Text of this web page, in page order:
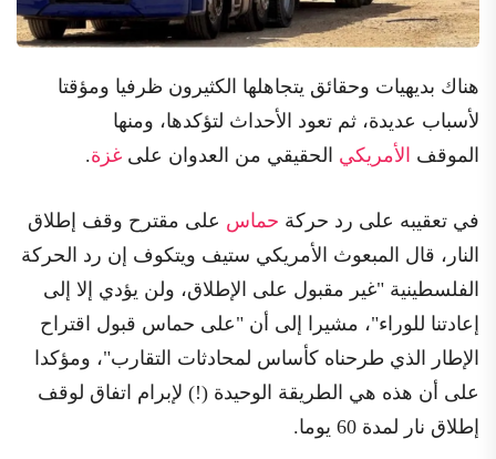
هناك بديهيات وحقائق يتجاهلها الكثيرون ظرفيا ومؤقتا
لأسباب عديدة، ثم تعود الأحداث لتؤكدها، ومنها
الموقف الأمريكي الحقيقي من العدوان على غزة.
في تعقيبه على رد حركة حماس على مقترح وقف إطلاق
النار، قال المبعوث الأمريكي ستيف ويتكوف إن رد الحركة
الفلسطينية "غير مقبول على الإطلاق، ولن يؤدي إلا إلى
إعادتنا للوراء"، مشيرا إلى أن "على حماس قبول اقتراح
الإطار الذي طرحناه كأساس لمحادثات التقارب"، ومؤكدا
على أن هذه هي الطريقة الوحيدة (!) لإبرام اتفاق لوقف
إطلاق نار لمدة 60 يوما.